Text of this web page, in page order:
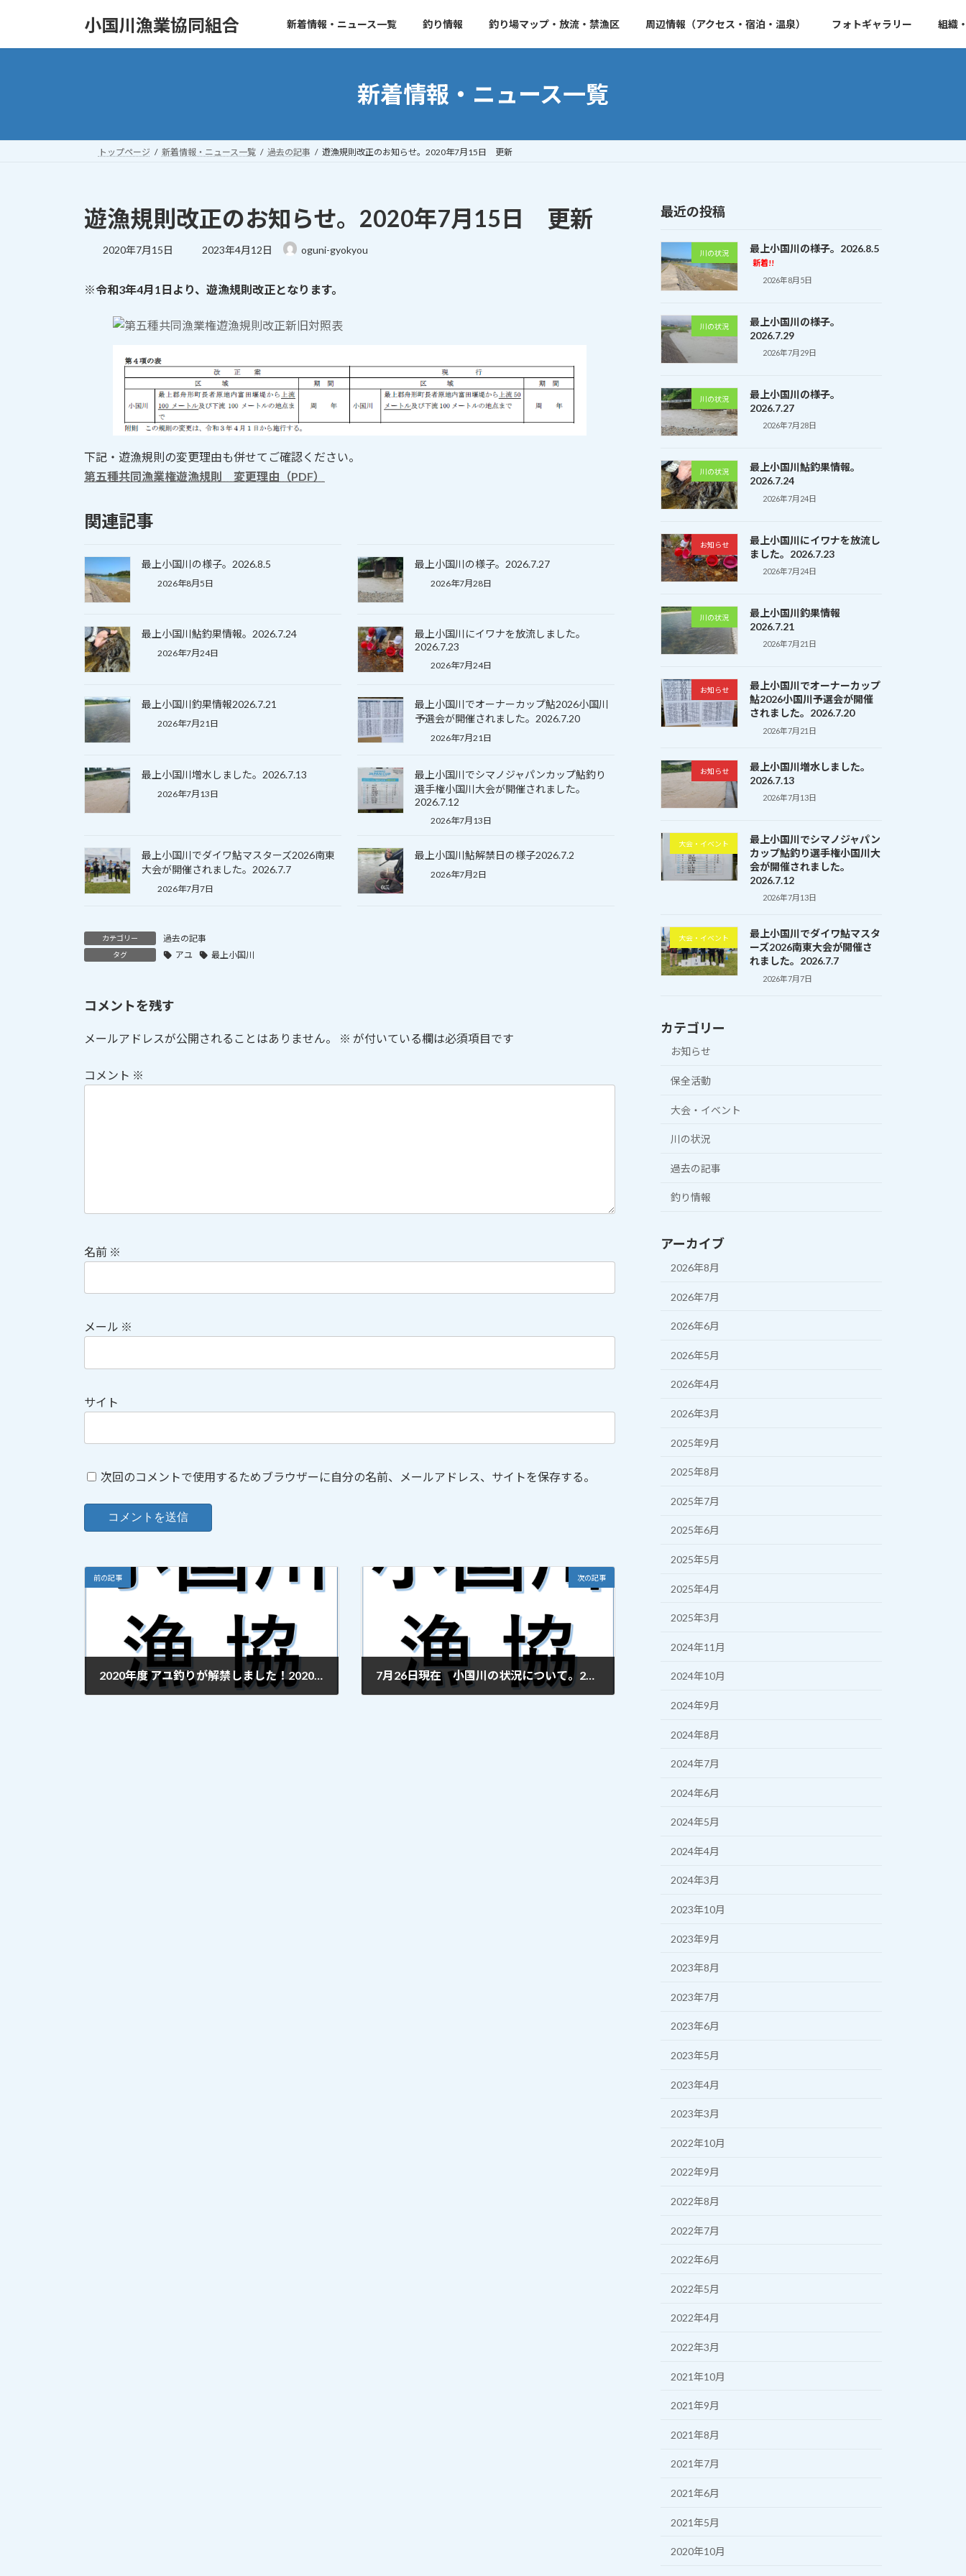
小国川漁業協同組合 新着情報・ニュース一覧 釣り情報 釣り場マップ・放流・禁漁区 周辺情報（アクセス・宿泊・温泉） フォトギャラリー 組織
新着情報・ニュース一覧
トップページ 新着情報・ニュース一覧 過去の記事 遊漁規則改正のお知らせ。2020年7月15日 更新
遊漁規則改正のお知らせ。2020年7月15日 更新
2020年7月15日
最
新
時
:
2023年4月12日 oguni-gyokyou
※令和3年4月1日より、遊漁規則改正となります。
下記・遊漁規則の変更理由も併せてご確認ください。
第五種共同漁業権遊漁規則 変更理由（PDF）
関連記事
最上小国川の様子。2026.8.5
2026年8月5日
最上小国川の様子。2026.7.27
2026年7月28日
最上小国川鮎釣果情報。2026.7.24
2026年7月24日
最上小国川にイワナを放流しました。
2026.7.23
2026年7月24日
最上小国川釣果情報2026.7.21
2026年7月21日
最上小国川でオーナーカップ鮎2026小国川
予選会が開催されました。2026.7.20
2026年7月21日
最上小国川増水しました。2026.7.13
2026年7月13日
最上小国川でシマノジャパンカップ鮎釣り
選手権小国川大会が開催されました。
2026.7.12
2026年7月13日
最上小国川でダイワ鮎マスターズ2026南東
大会が開催されました。2026.7.7
2026年7月7日
最上小国川鮎解禁日の様子2026.7.2
2026年7月2日
カテゴリー 過去の記事
タグ アユ 最上小国川
コメントを残す
メールアドレスが公開されることはありません。 ※ が付いている欄は必須項目です
コメント ※
名前 ※
メール ※
サイト
次回のコメントで使用するためブラウザーに自分の名前、メールアドレス、サイトを保存する。
前の記事
2020年度 アユ釣りが解禁しました！2020年7月1日 更新
次の記事
7月26日現在 小国川の状況について。2020年7月26日 更新
最近の投稿
川の状況 最上小国川の様子。2026.8.5
新着!!
2026年8月5日
川の状況
最上小国川の様子。
2026.7.29
2026年7月29日
川の状況
最上小国川の様子。
2026.7.27
2026年7月28日
川の状況
最上小国川鮎釣果情報。
2026.7.24
2026年7月24日
お知らせ
最上小国川にイワナを放流し
ました。2026.7.23
2026年7月24日
川の状況
最上小国川釣果情報
2026.7.21
2026年7月21日
お知らせ
最上小国川でオーナーカップ
鮎2026小国川予選会が開催
されました。2026.7.20
2026年7月21日
お知らせ
最上小国川増水しました。
2026.7.13
2026年7月13日
大会・イベント
最上小国川でシマノジャパン
カップ鮎釣り選手権小国川大
会が開催されました。
2026.7.12
2026年7月13日
大会・イベント
最上小国川でダイワ鮎マスタ
ーズ2026南東大会が開催さ
れました。2026.7.7
2026年7月7日
カテゴリー
お知らせ
保全活動
大会・イベント
川の状況
過去の記事
釣り情報
アーカイブ
2026年8月
2026年7月
2026年6月
2026年5月
2026年4月
2026年3月
2025年9月
2025年8月
2025年7月
2025年6月
2025年5月
2025年4月
2025年3月
2024年11月
2024年10月
2024年9月
2024年8月
2024年7月
2024年6月
2024年5月
2024年4月
2024年3月
2023年10月
2023年9月
2023年8月
2023年7月
2023年6月
2023年5月
2023年4月
2023年3月
2022年10月
2022年9月
2022年8月
2022年7月
2022年6月
2022年5月
2022年4月
2022年3月
2021年10月
2021年9月
2021年8月
2021年7月
2021年6月
2021年5月
2020年10月